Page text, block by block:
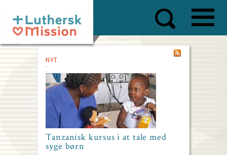
main
content
NYT
Tanzanisk kursus i at tale med
syge børn